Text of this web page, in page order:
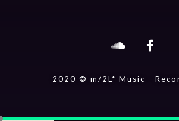
2020 © m/2L* Music -